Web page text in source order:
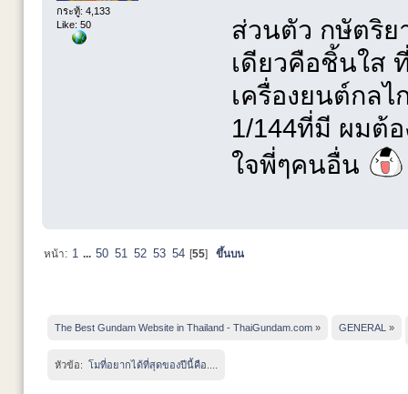
กระทู้: 4,133
Like: 50
ส่วนตัว กษัตริย
เดียวคือชิ้นใส
เครื่องยนต์กล
1/144ที่มี ผมต้
ใจพี่ๆคนอื่น
หน้า: 1 ... 50 51 52 53 54 [55] ขึ้นบน
The Best Gundam Website in Thailand - ThaiGundam.com » GENERAL »
หัวข้อ: โมที่อยากได้ที่สุดของปีนี้คือ....